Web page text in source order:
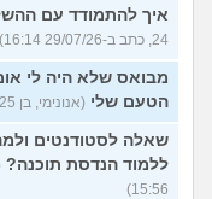
איך להתמודד עם
24, כתב ב-29/07/26 16:14)
מבואס שלא היה לי
הטעם שלי (אנונימי, בן 25, כתב ב-29/07/26 16:05)
שאלה לסטודנטים
ללמוד הנדסת תוכנה?
15:56)